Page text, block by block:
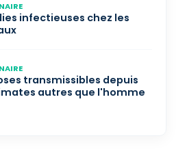
infectieuses chez les
transmissibles depuis
autres que l'homme